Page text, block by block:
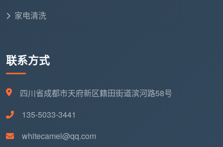
家电清洗
联系方式
四川省成都市天府新区籍田街道滨河路58号
135-5033-3441
whitecamel@qq.com